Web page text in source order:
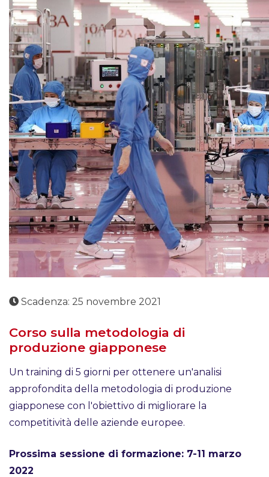
Scadenza: 25 novembre 2021
Corso sulla metodologia di
produzione giapponese
Un training di 5 giorni per ottenere un'analisi
approfondita della metodologia di produzione
giapponese con l'obiettivo di migliorare la
competitività delle aziende europee.
Prossima sessione di formazione: 7-11 marzo
2022